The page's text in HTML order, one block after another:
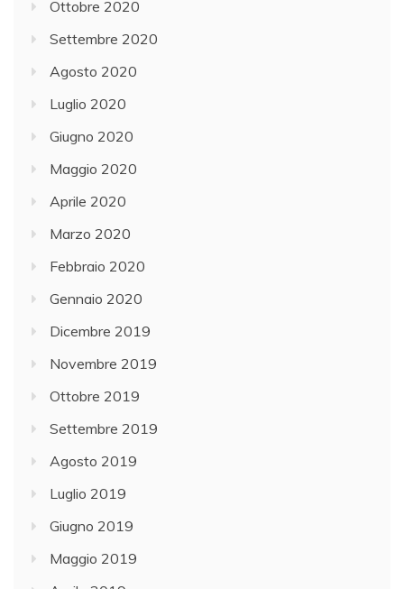
Ottobre 2020
Settembre 2020
Agosto 2020
Luglio 2020
Giugno 2020
Maggio 2020
Aprile 2020
Marzo 2020
Febbraio 2020
Gennaio 2020
Dicembre 2019
Novembre 2019
Ottobre 2019
Settembre 2019
Agosto 2019
Luglio 2019
Giugno 2019
Maggio 2019